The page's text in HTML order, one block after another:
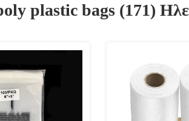
plastic bags (171)